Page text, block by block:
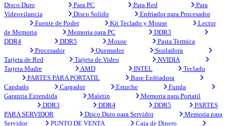
Disco Duro
Para PC Para Red
Para
Videovilancia
Disco Solido
Enfriador para Procesador
Fuente de Poder
Kit Teclado y Mouse
Lector
de Memoria
Memoria para PC
DDR3
DDR4
DDR5 Mouse
Pasta Termica
Procesador
Quemador
Sopladora
Tarjeta de Red
Tarjeta de Video
NVIDIA
Tarjeta Madre
AMD INTEL
Teclado
PARTES PARA PORTATIL
Base Enfriadora
Candado
Cargador Estuche
Funda
Garantia Extendida
Maletin
Memoria para Portatil
DDR3
DDR4 DDR5
PARTES
PARA SERVIDOR
Disco Duro para Servidor
Memoria para
Servidor
PUNTO DE VENTA Caja de Dinero